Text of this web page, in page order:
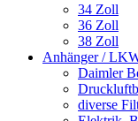
34 Zoll
36 Zoll
38 Zoll
Anhänger /
Daimler
diverse